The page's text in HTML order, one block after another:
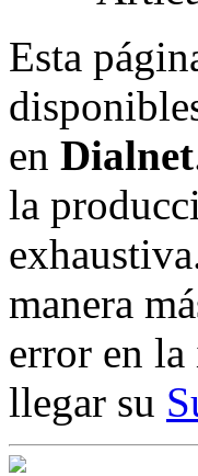
Esta
en Dialnet
la
manera
error en
llegar su